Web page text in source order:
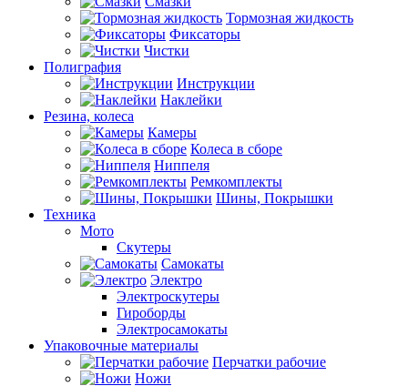
Тормозная жидкость
Фиксаторы
Чистки
Полиграфия
Инструкции
Наклейки
Резина, колеса
Камеры
Колеса в сборе
Ниппеля
Ремкомплекты
Шины, Покрышки
Техника
Мото
Скутеры
Самокаты
Электро
Электроскутеры
Гироборды
Электросамокаты
Упаковочные материалы
Перчатки рабочие
Ножи